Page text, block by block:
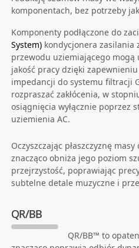
komponentach, bez potrzeby
Komponenty podłączone do
System)kondycjonera zasilania
przewodu uziemiającego mogą
jakość pracy dzięki
impedancji do systemu filtracji
rozpraszać zakłócenia, w
osiągnięcia wyłącznie poprzez
uziemienia AC.
Oczyszczając płaszczyznę masy
znacząco obniża jego poziom
przejrzystość, poprawiając
subtelne detale muzyczne i
QR/BB
QR/BB™ to